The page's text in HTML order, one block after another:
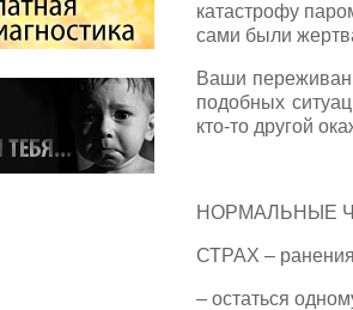
катастрофу
сами были
Ваши
подобных
кто-то другой
НОРМАЛЬНЫЕ
СТРАХ –
– остаться